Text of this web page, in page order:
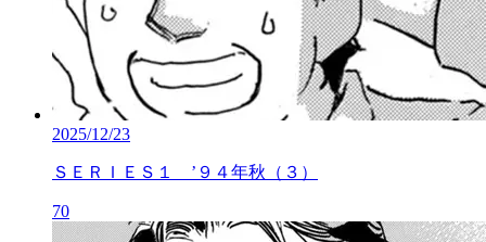
2025/12/23
ＳＥＲＩＥＳ１ ’９４年秋（３）
70